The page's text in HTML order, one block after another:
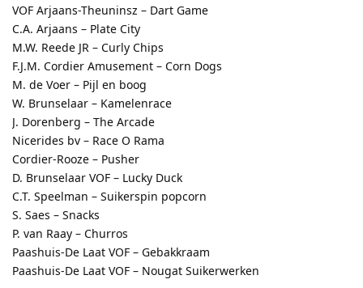
VOF Arjaans-Theuninsz – Dart Game
C.A. Arjaans – Plate City
M.W. Reede JR – Curly Chips
F.J.M. Cordier Amusement – Corn Dogs
M. de Voer – Pijl en boog
W. Brunselaar – Kamelenrace
J. Dorenberg – The Arcade
Nicerides bv – Race O Rama
Cordier-Rooze – Pusher
D. Brunselaar VOF – Lucky Duck
C.T. Speelman – Suikerspin popcorn
S. Saes – Snacks
P. van Raay – Churros
Paashuis-De Laat VOF – Gebakkraam
Paashuis-De Laat VOF – Nougat Suikerwerken